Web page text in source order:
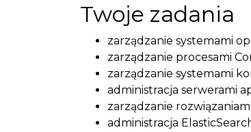
Twoje zadania
zarządzanie systemami
zarządzanie procesami
zarządzanie systemami
administracja serwerami
zarządzanie
administracja